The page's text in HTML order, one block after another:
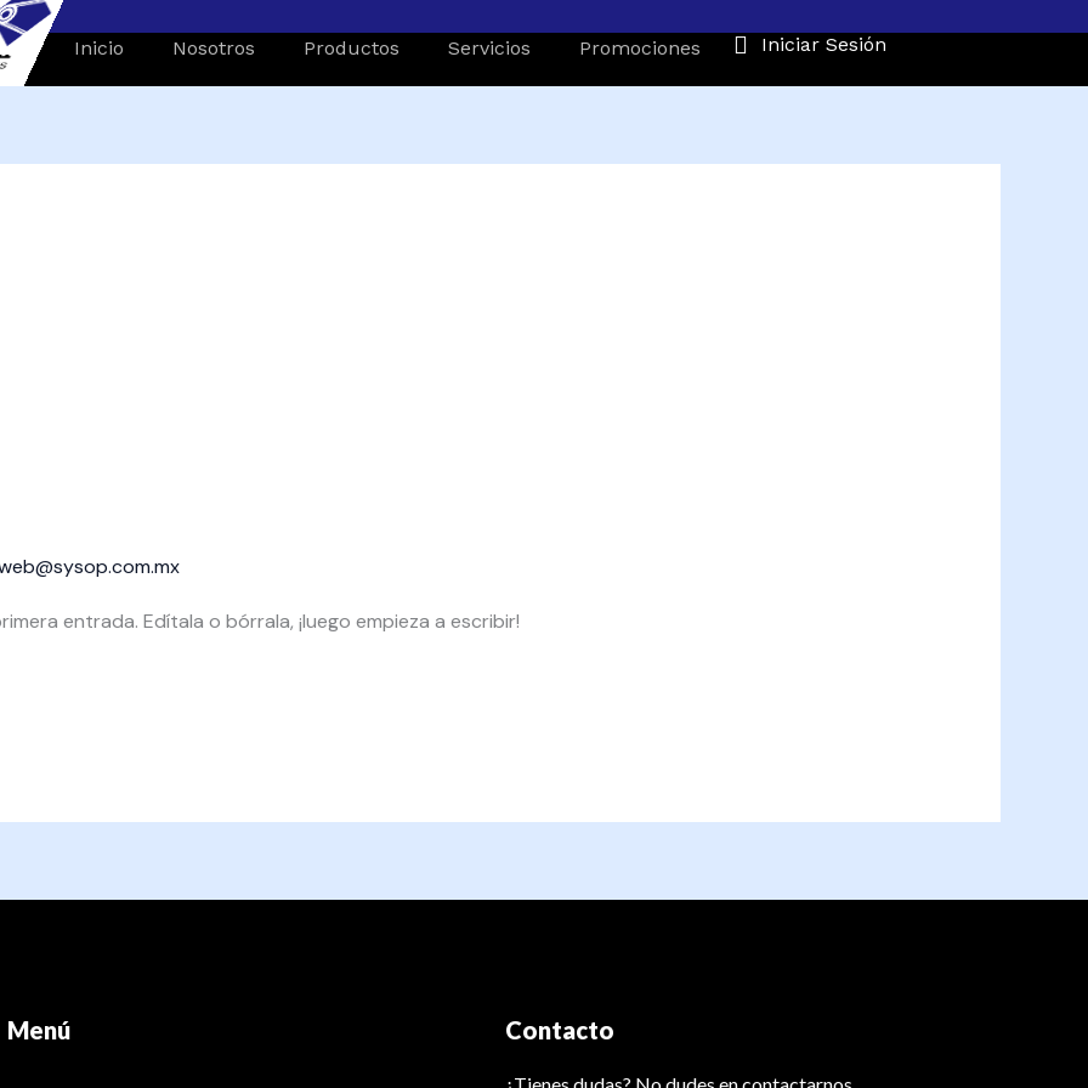
Inicio Nosotros Productos Servicios Promociones Iniciar Sesión
entrada. Edítala o bórrala, ¡luego empieza a escribir!
Menú Contacto